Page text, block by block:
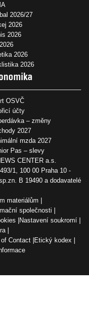
2026/27
2026
2026
2026
2026
OSVČ
účty
– změny
2027
mzda 2027
Pas – slevy
CENTER a.s.
1, 100 00 Praha 10 -
B 19490 a dodavatelé
materiálům
společnosti
Nastavení soukromí
Contact Etický kodex